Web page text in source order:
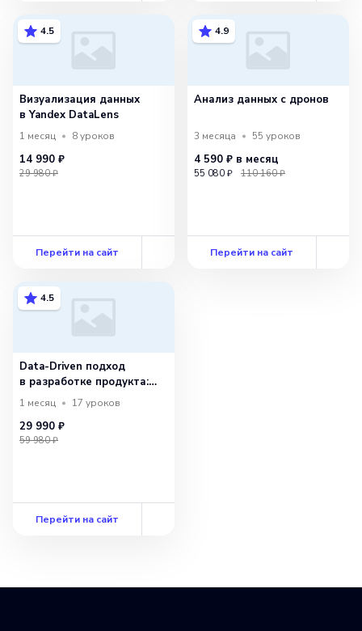
4.5
Визуализация данных
в Yandex DataLens
1 месяц 8уроков
14 990 ₽
29 980 ₽
Перейти на сайт
4.9
Анализ данных с дронов
3 месяца 55 уроков
4 590 ₽ в месяц
55 080 ₽ 110 160 ₽
Перейти на сайт
4.5
Data-Driven подход
в разработке продукта:
SQL и Yandex DataLens
1 месяц 17 уроков
29 990 ₽
59 980 ₽
Перейти на сайт